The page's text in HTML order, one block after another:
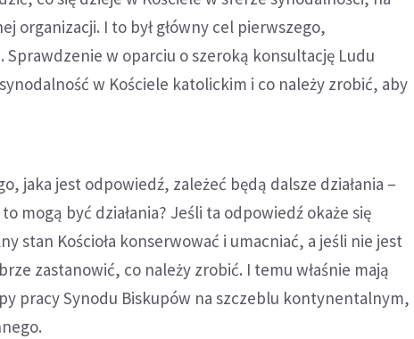
organizacji. I to był główny cel pierwszego,
w oparciu o szeroką konsultację Ludu
w Kościele katolickim i co należy zrobić, aby
jaka jest odpowiedź, zależeć będą dalsze działania –
mogą być działania? Jeśli ta odpowiedź okaże się
stan Kościoła konserwować i umacniać, a jeśli nie jest
zastanowić, co należy zrobić. I temu właśnie mają
pracy Synodu Biskupów na szczeblu kontynentalnym,